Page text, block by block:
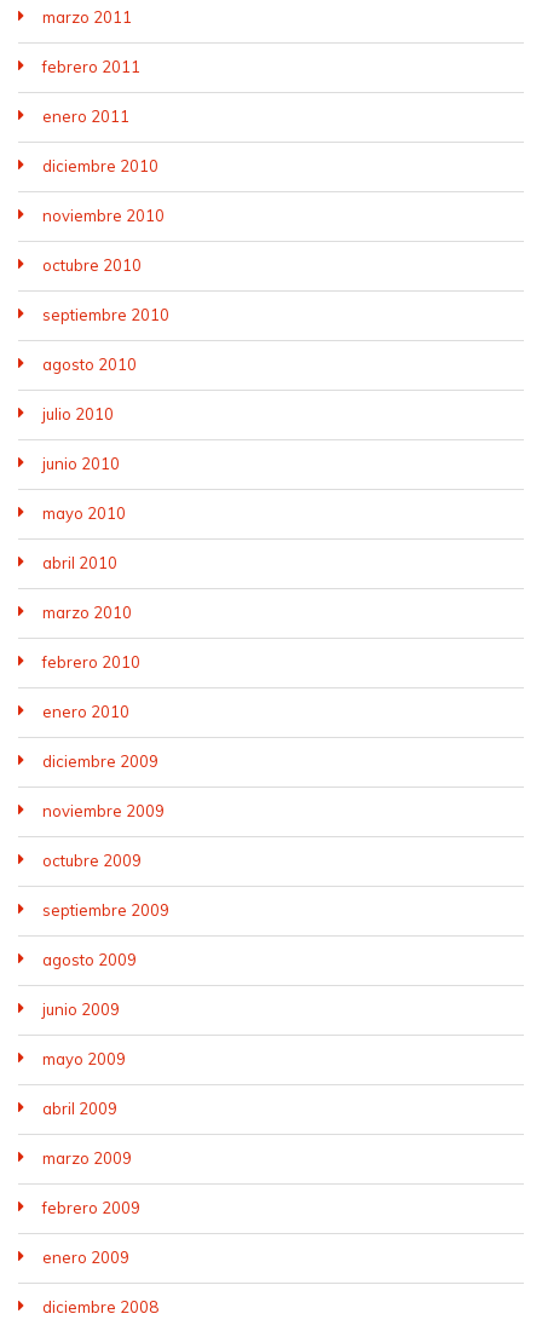
marzo 2011
febrero 2011
enero 2011
diciembre 2010
noviembre 2010
octubre 2010
septiembre 2010
agosto 2010
julio 2010
junio 2010
mayo 2010
abril 2010
marzo 2010
febrero 2010
enero 2010
diciembre 2009
noviembre 2009
octubre 2009
septiembre 2009
agosto 2009
junio 2009
mayo 2009
abril 2009
marzo 2009
febrero 2009
enero 2009
diciembre 2008